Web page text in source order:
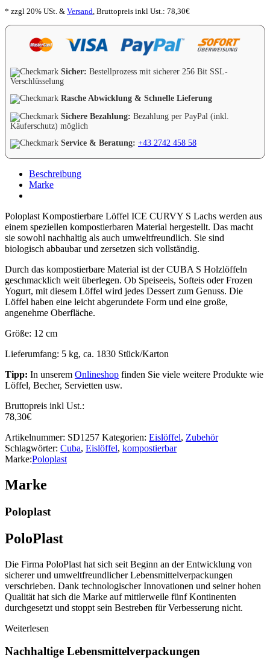
* zzgl 20% USt. & Versand Bruttopreis inkl Ust.: 78,30€
Sicher: Bestellprozess mit sicherer 256 Bit SSL-
Verschlüsselung
Rasche Abwicklung & Schnelle Lieferung
Sichere Bezahlung: Bezahlung per PayPal (inkl.
Käuferschutz) möglich
Service & Beratung: +43 2742 458 58
Beschreibung
Marke
Poloplast Kompostierbare Löffel ICE CURVY S Lachs werden aus
einem speziellen kompostierbaren Material hergestellt. Das macht
sie sowohl nachhaltig als auch umweltfreundlich. Sie sind
biologisch abbaubar und zersetzen sich vollständig.
Durch das kompostierbare Material ist der CUBA S Holzlöffeln
geschmacklich weit überlegen. Ob Speiseeis, Softeis oder Frozen
Yogurt, mit diesem Löffel wird jedes Dessert zum Genuss. Die
Löffel haben eine leicht abgerundete Form und eine große,
angenehme Oberfläche.
Größe: 12 cm
Lieferumfang: 5 kg, ca. 1830 Stück/Karton
Tipp: In unserem Onlineshop finden Sie viele weitere Produkte wie
Löffel, Becher, Servietten usw.
Bruttopreis inkl Ust.:
78,30€
Artikelnummer: SD1257 Kategorien: Eislöffel, Zubehör
Schlagwörter: Cuba, Eislöffel, kompostierbar
Marke:Poloplast
Marke
Poloplast
PoloPlast
Die Firma PoloPlast hat sich seit Beginn an der Entwicklung von
sicherer und umweltfreundlicher Lebensmittelverpackungen
verschrieben. Dank technologischer Innovationen und seiner hohen
Qualität hat sich die Marke auf mittlerweile fünf Kontinenten
durchgesetzt und stoppt sein Bestreben für Verbesserung nicht.
Weiterlesen
Nachhaltige Lebensmittelverpackungen